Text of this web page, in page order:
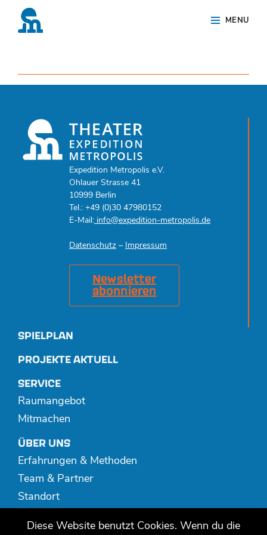
MENU
Overlay
Expedition Metropolis e.V.
Ohlauer Strasse 41
10999 Berlin
Tel.: +49 (0)30 47980152
E-Mail: info@expedition-metropolis.de
Datenschutz – Impressum
Newsletter
abonnieren
SPIELPLAN
PROJEKTE AKTUELL
SERVICE
Raumangebot
Mitmachen
ÜBER UNS
Erfahrungen & Methoden
Team & Partner
Standort
Diese Website benutzt Cookies. Wenn du die